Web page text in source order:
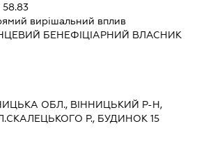
58.83
вирішальний вплив
БЕНЕФІЦІАРНИЙ ВЛАСНИК
ОБЛ., ВІННИЦЬКИЙ Р-Н,
Р., БУДИНОК 15